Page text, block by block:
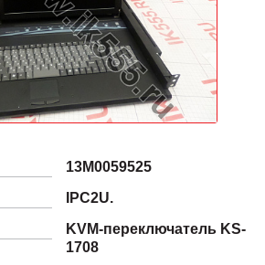
13M0059525
IPC2U.
KVM-переключатель KS-
1708